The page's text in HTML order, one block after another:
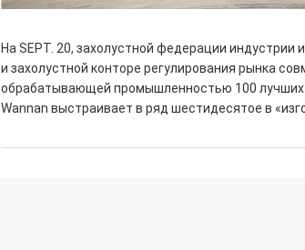
На SEPT. 20, захолустной федерации
и захолустной конторе регулирования рынка
обрабатывающей промышленностью 100 лучших
Wannan выстраивает в ряд шестидесятое в